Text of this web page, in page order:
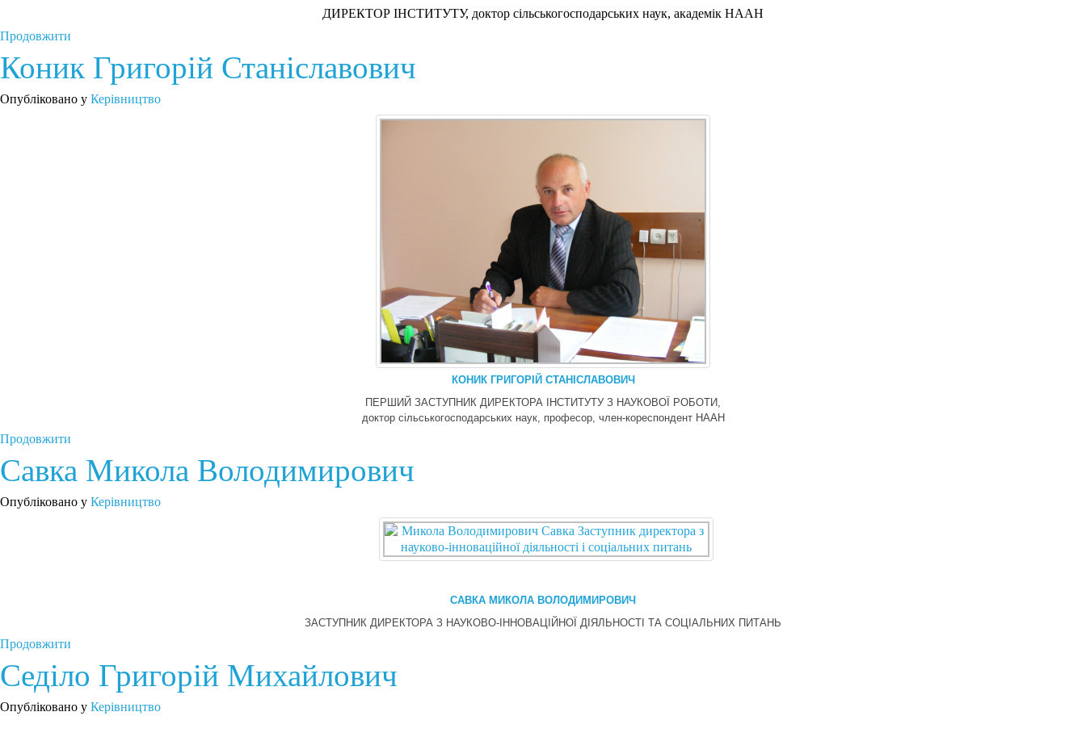
ДИРЕКТОР ІНСТИТУТУ, доктор сільськогосподарських наук, академік НААН
Продовжити
Коник Григорій Станіславович
Опубліковано у Керівництво
КОНИК ГРИГОРІЙ СТАНІСЛАВОВИЧ
ПЕРШИЙ ЗАСТУПНИК ДИРЕКТОРА ІНСТИТУТУ З НАУКОВОЇ РОБОТИ,
доктор сільськогосподарських наук, професор, член-кореспондент НААН
Продовжити
Савка Микола Володимирович
Опубліковано у Керівництво
САВКА МИКОЛА ВОЛОДИМИРОВИЧ
ЗАСТУПНИК ДИРЕКТОРА З НАУКОВО-ІННОВАЦІЙНОЇ ДІЯЛЬНОСТІ ТА СОЦІАЛЬНИХ ПИТАНЬ
Продовжити
Седіло Григорій Михайлович
Опубліковано у Керівництво